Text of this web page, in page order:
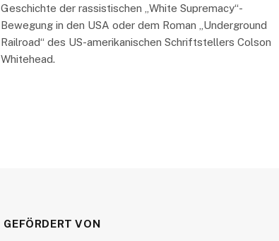
Geschichte der rassistischen „White Supremacy“-
Bewegung in den USA oder dem Roman „Underground
Railroad“ des US-amerikanischen Schriftstellers Colson
Whitehead.
GEFÖRDERT VON